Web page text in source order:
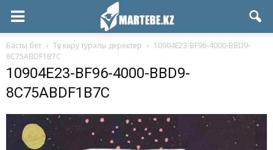
Басты бет Түс көру туралы деректер
10904E23-BF96-4000-BBD9-
8C75ABDF1B7C
10904E23-BF96-4000-BBD9-
8C75ABDF1B7C